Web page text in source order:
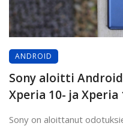
ANDROID
Sony aloitti
Xperia 10- ja
Sony on aloittanut